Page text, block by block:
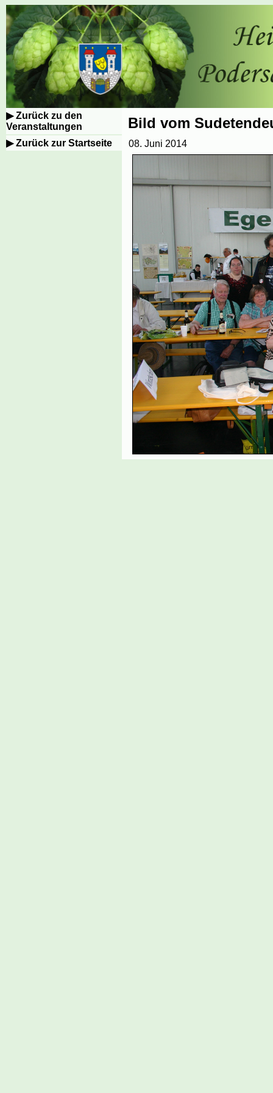
Zurück zu den
Veranstaltungen
Zurück zur Startseite
Bild vom
08. Juni 2014